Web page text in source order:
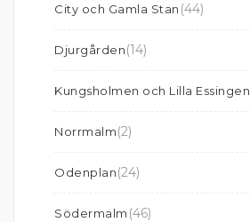
City och Gamla Stan (44)
Djurgården(14)
Kungsholmen och Lilla Essingen
Norrmalm(2)
Odenplan(24)
Södermalm (46)